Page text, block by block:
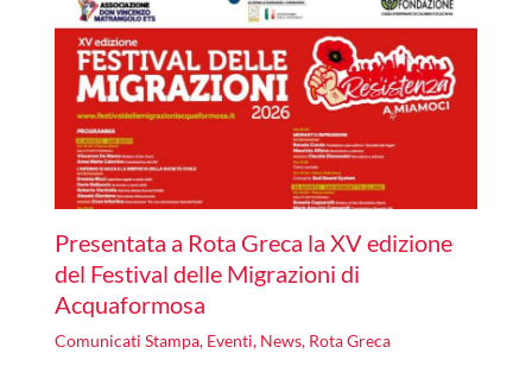
Presentata a Rota Greca la XV edizione
del Festival delle Migrazioni di
Acquaformosa
Comunicati Stampa, Eventi, News, Rota Greca